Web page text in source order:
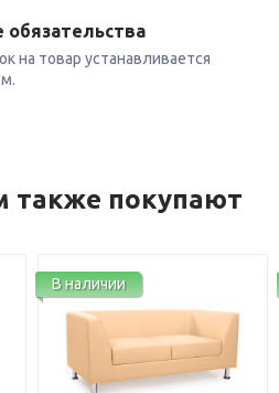
обязательства
на товар устанавливается
также покупают
В наличии